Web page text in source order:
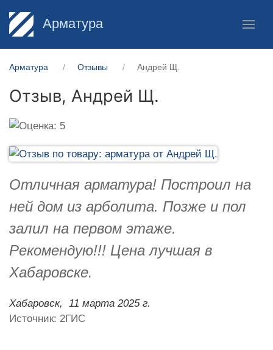
Арматура
Арматура Отзывы Андрей Щ.
Отзыв, Андрей Щ.
Отличная арматура! Построил на
ней дом из арболита. Позже и пол
залил на первом этаже.
Рекомендую!!! Цена лучшая в
Хабаровске.
Хабаровск,
11 марта 2025 г.
Источник: 2ГИС